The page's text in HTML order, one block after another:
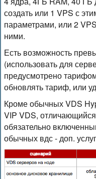
создать или 1 VPS с
параметрами, или 2
ними.
Есть возможность
(использовать для
предусмотрено
обновлять тариф, или
Кроме обычных VDS
VIP VDS,
обязательно
обычных вдс - доп.